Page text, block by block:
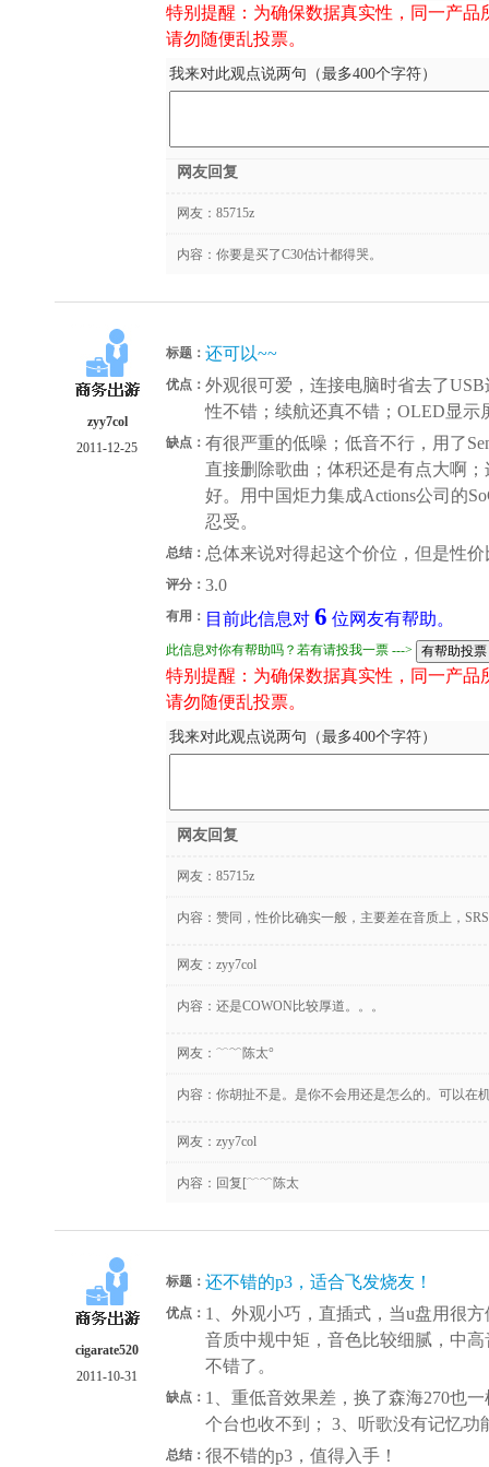
特别提醒：为确保数据真实性，同一产
请勿随便乱投票。
我来对此观点说两句（最多400个字符）
网友回复
网友： 85715z
内容：你要是买了C30估计都得哭。
zyy7col
2011-12-25
标题： 还可以~~
优点： 外观很可爱，连接电脑时省去了
性不错；续航还真不错；OLED显示
缺点： 有很严重的低噪；低音不行，用了
直接删除歌曲；体积还是有点大啊
好。用中国炬力集成Actions公司的
忍受。
总结： 总体来说对得起这个价位，但是性
评分： 3.0
有用： 目前此信息对 6 位网友有帮助。
此信息对你有帮助吗？若有请投我一票 --->
特别提醒：为确保数据真实性，同一产
请勿随便乱投票。
我来对此观点说两句（最多400个字符）
网友回复
网友： 85715z
内容：赞同，性价比确实一般，主要差在音质上，
网友： zyy7col
内容：还是COWON比较厚道。。。
网友： ﹋﹌陈太°
内容：你胡扯不是。是你不会用还是怎么的。可以在
网友： zyy7col
内容：回复[﹋﹌陈太
cigarate520
2011-10-31
标题： 还不错的p3，适合飞发烧友！
优点： 1、外观小巧，直插式，当u盘用很
音质中规中矩，音色比较细腻，中
不错了。
缺点： 1、重低音效果差，换了森海270也
个台也收不到； 3、听歌没有记忆
总结： 很不错的p3，值得入手！